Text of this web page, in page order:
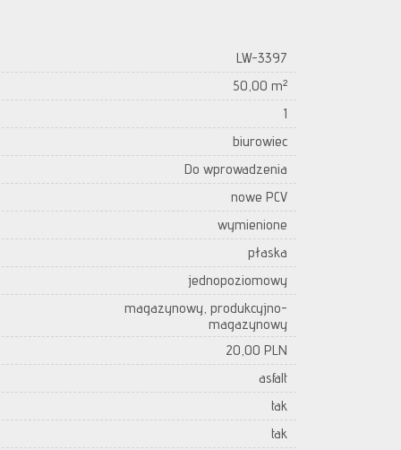
LW-3397
50,00 m²
1
biurowiec
Do wprowadzenia
nowe PCV
wymienione
płaska
jednopoziomowy
magazynowy, produkcyjno-
magazynowy
20,00 PLN
asfalt
tak
tak